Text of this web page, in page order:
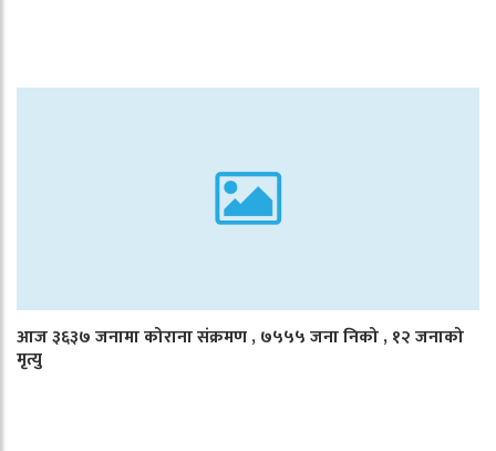
आज ३६३७ जनामा कोराना संक्रमण , ७५५५ जना निको , १२ जनाको
मृत्यु